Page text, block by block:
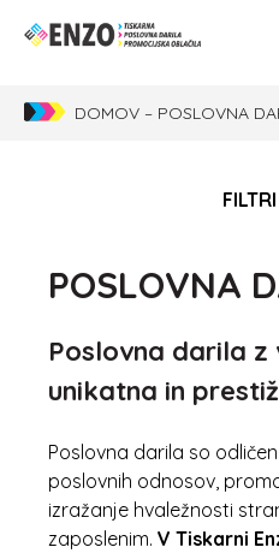
DOMOV – POSLOVNA
FILTRI
POSLOVNA
Poslovna darila
unikatna in
Poslovna darila so
poslovnih odnosov,
izražanje hvaležnosti
zaposlenim. V Tiskarni